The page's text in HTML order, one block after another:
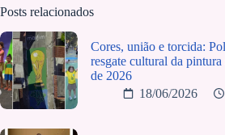
Posts relacionados
Cores, união e torcida:
resgate cultural da pintura
de 2026
18/06/2026